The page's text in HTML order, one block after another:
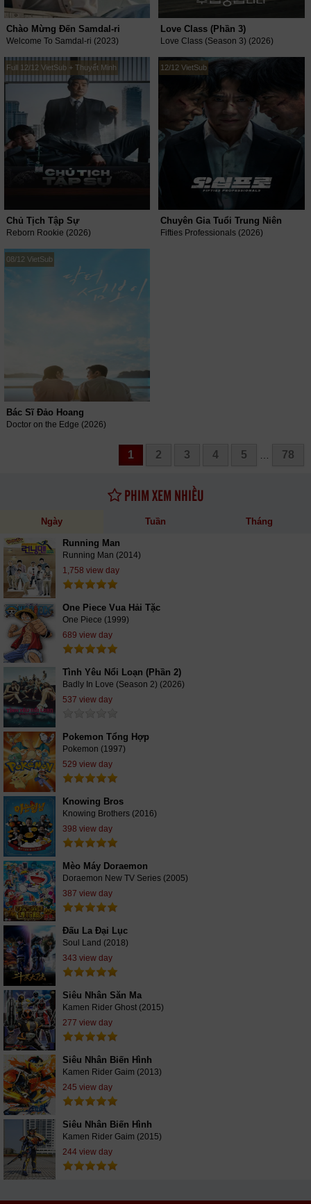
Chào Mừng Đến Samdal-ri
Welcome To Samdal-ri (2023)
Love Class (Phần 3)
Love Class (Season 3) (2026)
Full 12/12 VietSub + Thuyết Minh
Chủ Tịch Tập Sự
Reborn Rookie (2026)
12/12 VietSub
Chuyên Gia Tuổi Trung Niên
Fifties Professionals (2026)
08/12 VietSub
Bác Sĩ Đảo Hoang
Doctor on the Edge (2026)
1 2 3 4 5 78
PHIM XEM NHIỀU
Ngày Tuần Tháng
Running Man
Running Man (2014)
1,758 view day
One Piece Vua Hải Tặc
One Piece (1999)
689 view day
Tình Yêu Nổi Loạn (Phần 2)
Badly In Love (Season 2) (2026)
537 view day
Pokemon Tổng Hợp
Pokemon (1997)
529 view day
Knowing Bros
Knowing Brothers (2016)
398 view day
Mèo Máy Doraemon
Doraemon New TV Series (2005)
387 view day
Đấu La Đại Lục
Soul Land (2018)
343 view day
Siêu Nhân Săn Ma
Kamen Rider Ghost (2015)
277 view day
Siêu Nhân Biến Hình
Kamen Rider Gaim (2013)
245 view day
Siêu Nhân Biến Hình
Kamen Rider Gaim (2015)
244 view day